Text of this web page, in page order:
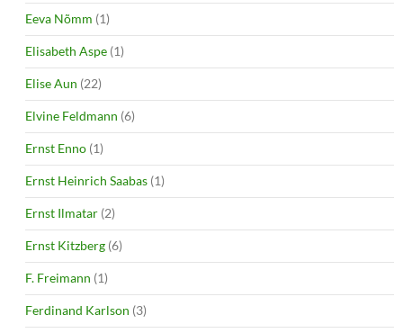
Eeva Nõmm (1)
Elisabeth Aspe (1)
Elise Aun (22)
Elvine Feldmann (6)
Ernst Enno (1)
Ernst Heinrich Saabas (1)
Ernst Ilmatar (2)
Ernst Kitzberg (6)
F. Freimann (1)
Ferdinand Karlson (3)